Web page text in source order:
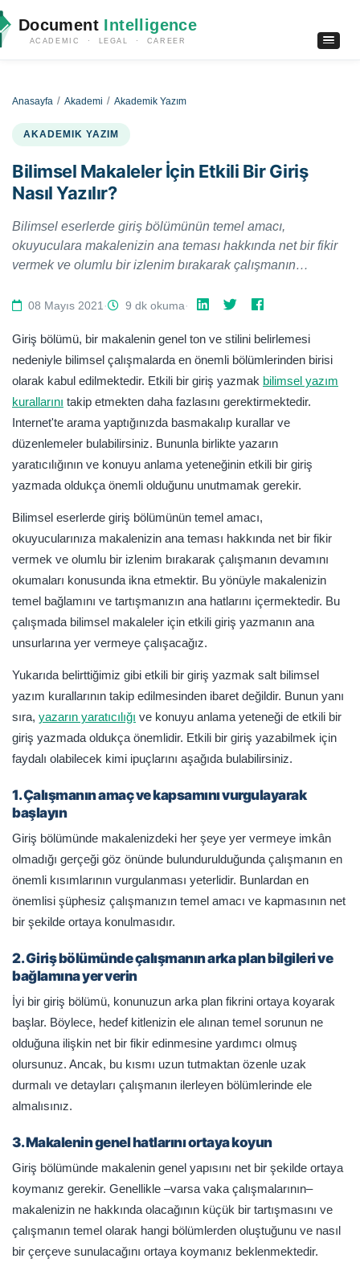
Document Intelligence
ACADEMIC · LEGAL · CAREER
Anasayfa Akademi Akademik Yazım
AKADEMIK YAZIM
Bilimsel Makaleler İçin Etkili Bir Giriş
Nasıl Yazılır?
Bilimsel eserlerde giriş bölümünün temel amacı,
okuyuculara makalenizin ana teması hakkında net bir fikir
vermek ve olumlu bir izlenim bırakarak çalışmanın
makalenizin temel bağlamını ve tartışmanızın ana hatlarını
giriş yazmanın ana unsurlarına yer vermeye çalışacağız.
08 Mayıs 2021 · 9 dk okuma·
Giriş bölümü, bir makalenin genel ton ve stilini belirlemesi
nedeniyle bilimsel çalışmalarda en önemli bölümlerinden birisi
olarak kabul edilmektedir. Etkili bir giriş yazmak bilimsel yazım
kurallarını takip etmekten daha fazlasını gerektirmektedir.
Internet'te arama yaptığınızda basmakalıp kurallar ve
düzenlemeler bulabilirsiniz. Bununla birlikte yazarın
yaratıcılığının ve konuyu anlama yeteneğinin etkili bir giriş
yazmada oldukça önemli olduğunu unutmamak gerekir.
Bilimsel eserlerde giriş bölümünün temel amacı,
okuyucularınıza makalenizin ana teması hakkında net bir fikir
vermek ve olumlu bir izlenim bırakarak çalışmanın devamını
okumaları konusunda ikna etmektir. Bu yönüyle makalenizin
temel bağlamını ve tartışmanızın ana hatlarını içermektedir. Bu
çalışmada bilimsel makaleler için etkili giriş yazmanın ana
unsurlarına yer vermeye çalışacağız.
Yukarıda belirttiğimiz gibi etkili bir giriş yazmak salt bilimsel
yazım kurallarının takip edilmesinden ibaret değildir. Bunun yanı
sıra, yazarın yaratıcılığı ve konuyu anlama yeteneği de etkili bir
giriş yazmada oldukça önemlidir. Etkili bir giriş yazabilmek için
faydalı olabilecek kimi ipuçlarını aşağıda bulabilirsiniz.
1. Çalışmanın amaç ve kapsamını vurgulayarak
başlayın
Giriş bölümünde makalenizdeki her şeye yer vermeye imkân
olmadığı gerçeği göz önünde bulundurulduğunda çalışmanın en
önemli kısımlarının vurgulanması yeterlidir. Bunlardan en
önemlisi şüphesiz çalışmanızın temel amacı ve kapmasının net
bir şekilde ortaya konulmasıdır.
2. Giriş bölümünde çalışmanın arka plan bilgileri ve
bağlamına yer verin
İyi bir giriş bölümü, konunuzun arka plan fikrini ortaya koyarak
başlar. Böylece, hedef kitlenizin ele alınan temel sorunun ne
olduğuna ilişkin net bir fikir edinmesine yardımcı olmuş
olursunuz. Ancak, bu kısmı uzun tutmaktan özenle uzak
durmalı ve detayları çalışmanın ilerleyen bölümlerinde ele
almalısınız.
3. Makalenin genel hatlarını ortaya koyun
Giriş bölümünde makalenin genel yapısını net bir şekilde ortaya
koymanız gerekir. Genellikle –varsa vaka çalışmalarının–
makalenizin ne hakkında olacağının küçük bir tartışmasını ve
çalışmanın temel olarak hangi bölümlerden oluştuğunu ve nasıl
bir çerçeve sunulacağını ortaya koymanız beklenmektedir.